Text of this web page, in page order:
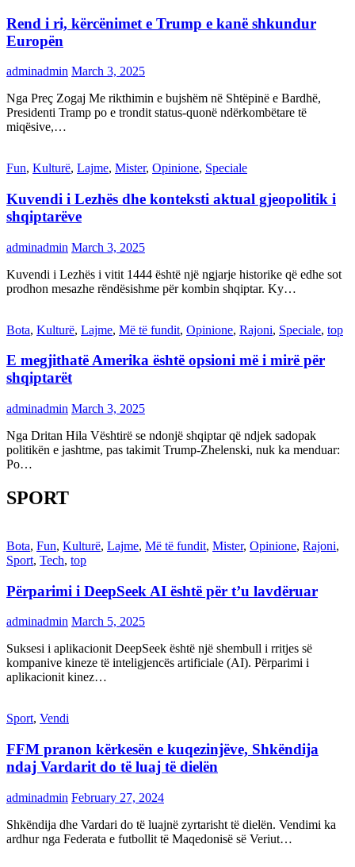
Rend i ri, kërcënimet e Trump e kanë shkundur
Europën
adminadmin March 3, 2025
Nga Preç Zogaj Me rikthimin e bujshëm në Shtëpinë e Bardhë,
Presidenti Tramp po e trondit status-quonë ndërkombëtare të
miqësive,…
Fun, Kulturë, Lajme, Mister, Opinione, Speciale
Kuvendi i Lezhës dhe konteksti aktual gjeopolitik i
shqiptarëve
adminadmin March 3, 2025
Kuvendi i Lezhës i vitit 1444 është një ngjarje historike që edhe sot
prodhon mesazhe rëndësishme për kombin shqiptar. Ky…
Bota, Kulturë, Lajme, Më të fundit, Opinione, Rajoni, Speciale, top
E megjithatë Amerika është opsioni më i mirë për
shqiptarët
adminadmin March 3, 2025
Nga Dritan Hila Vështirë se ndonjë shqiptar që ndjek sadopak
politikën e jashtme, pas takimit Trump-Zhelenski, nuk ka menduar:
Po…
SPORT
Bota, Fun, Kulturë, Lajme, Më të fundit, Mister, Opinione, Rajoni,
Sport, Tech, top
Përparimi i DeepSeek AI është për t’u lavdëruar
adminadmin March 5, 2025
Suksesi i aplikacionit DeepSeek është një shembull i rritjes së
kompanive kineze të inteligjencës artificiale (AI). Përparimi i
aplikacionit kinez…
Sport, Vendi
FFM pranon kërkesën e kuqezinjëve, Shkëndija
ndaj Vardarit do të luaj të dielën
adminadmin February 27, 2024
Shkëndija dhe Vardari do të luajnë zyrtarisht të dielën. Vendimi ka
ardhur nga Federata e futbollit të Maqedonisë së Veriut…